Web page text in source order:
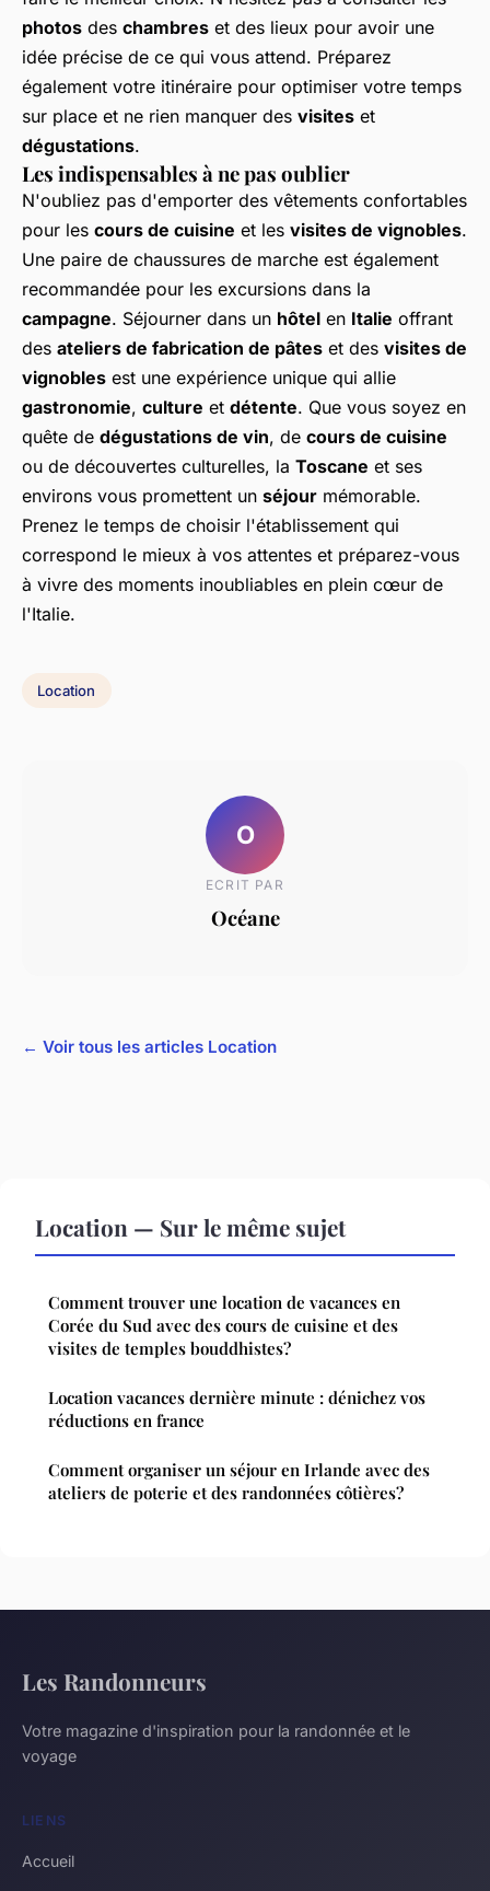
photos des chambres et des lieux pour avoir une
idée précise de ce qui vous attend. Préparez
également votre itinéraire pour optimiser votre temps
sur place et ne rien manquer des visites et
dégustations.
Les indispensables à ne pas oublier
N'oubliez pas d'emporter des vêtements confortables
pour les cours de cuisine et les visites de vignobles.
Une paire de chaussures de marche est également
recommandée pour les excursions dans la
campagne. Séjourner dans un hôtel en Italie offrant
des ateliers de fabrication de pâtes et des visites de
vignobles est une expérience unique qui allie
gastronomie, culture et détente. Que vous soyez en
quête de dégustations de vin, de cours de cuisine
ou de découvertes culturelles, la Toscane et ses
environs vous promettent un séjour mémorable.
Prenez le temps de choisir l'établissement qui
correspond le mieux à vos attentes et préparez-vous
à vivre des moments inoubliables en plein cœur de
l'Italie.
Location
O
ECRIT PAR
Océane
← Voir tous les articles Location
Location — Sur le même sujet
Comment trouver une location de vacances en
Corée du Sud avec des cours de cuisine et des
visites de temples bouddhistes?
Location vacances dernière minute : dénichez vos
réductions en france
Comment organiser un séjour en Irlande avec des
ateliers de poterie et des randonnées côtières?
Les Randonneurs
Votre magazine d'inspiration pour la randonnée et le
voyage
LIENS
Accueil